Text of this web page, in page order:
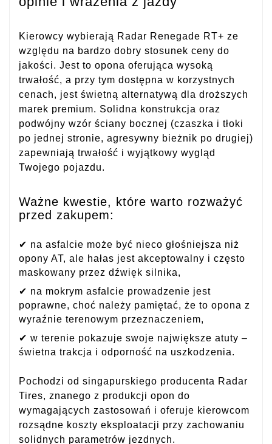
Kierowcy wybierają Radar Renegade RT+ ze
względu na bardzo dobry stosunek ceny do
jakości. Jest to opona oferująca wysoką
trwałość, a przy tym dostępna w korzystnych
cenach, jest świetną alternatywą dla droższych
marek premium. Solidna konstrukcja oraz
podwójny wzór ściany bocznej (czaszka i tłoki
po jednej stronie, agresywny bieżnik po drugiej)
zapewniają trwałość i wyjątkowy wygląd
Twojego pojazdu.
Ważne kwestie, które warto rozważyć
przed zakupem:
✔ na asfalcie może być nieco głośniejsza niż
opony AT, ale hałas jest akceptowalny i często
maskowany przez dźwięk silnika,
✔ na mokrym asfalcie prowadzenie jest
poprawne, choć należy pamiętać, że to opona z
wyraźnie terenowym przeznaczeniem,
✔ w terenie pokazuje swoje największe atuty –
świetna trakcja i odporność na uszkodzenia.
Pochodzi od singapurskiego producenta Radar
Tires, znanego z produkcji opon do
wymagających zastosowań i oferuje kierowcom
rozsądne koszty eksploatacji przy zachowaniu
solidnych parametrów jezdnych.